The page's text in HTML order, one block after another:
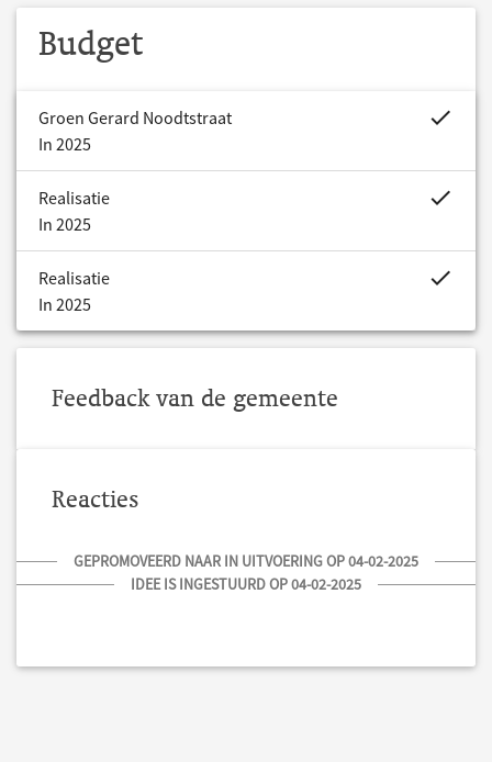
Budget
Groen Gerard Noodtstraat
In 2025
Realisatie
In 2025
Realisatie
In 2025
Feedback van de gemeente
Reacties
GEPROMOVEERD NAAR IN UITVOERING OP 04-02-2025
IDEE IS INGESTUURD OP 04-02-2025